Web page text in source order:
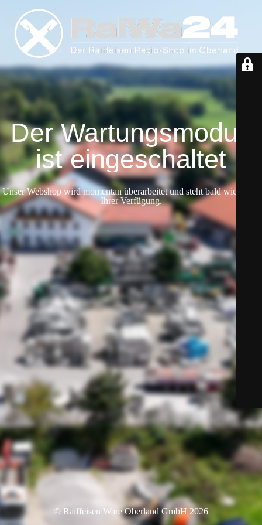
Der Wartungsmodus
ist eingeschaltet
Unser Webshop wird momentan überarbeitet und steht bald wieder zu
Ihrer Verfügung.
© Raiffeisen Ware Oberland GmbH 2026